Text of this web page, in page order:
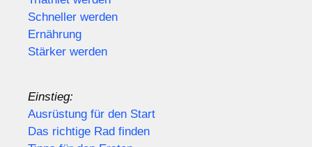
Schneller werden
Ernährung
Stärker werden
Einstieg:
Ausrüstung für den Start
Das richtige Rad finden